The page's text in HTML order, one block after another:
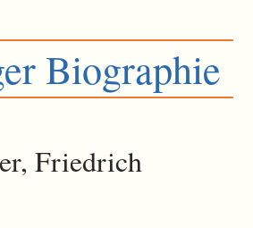
Biographie
Friedrich